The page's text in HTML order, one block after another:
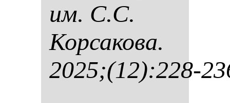
им. С.С.
Кор­са­ко­ва.
2025;(12):228-